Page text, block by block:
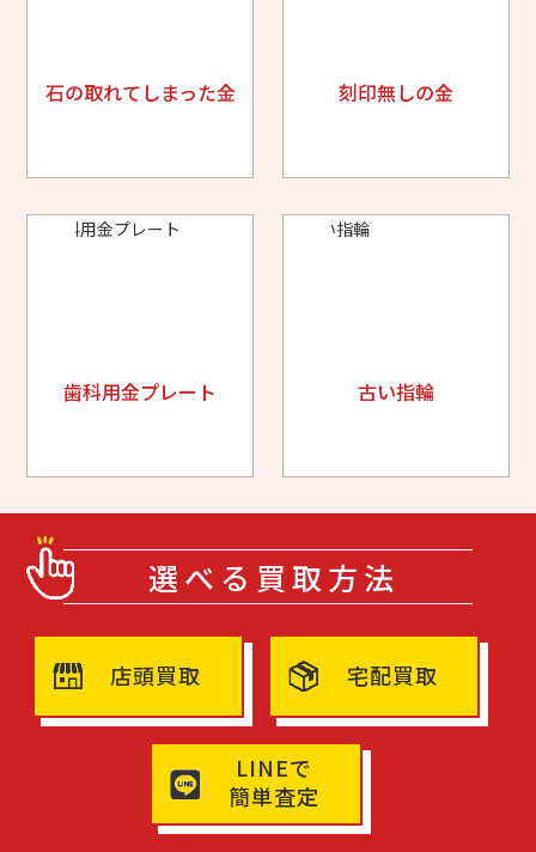
石の取れてしまった金 刻印無しの金
歯科用金プレート 古い指輪
選べる買取方法
店頭買取 宅配買取
LINEで
簡単査定